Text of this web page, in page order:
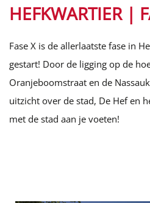
HEFKWARTIER |
Fase X is de allerlaatste fase in
gestart! Door de ligging op de
Oranjeboomstraat en de
uitzicht over de stad, De Hef en
met de stad aan je voeten!